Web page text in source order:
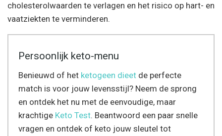
cholesterolwaarden te verlagen en het risico op hart- en
vaatziekten te verminderen.
Persoonlijk keto-menu
Benieuwd of het ketogeen dieet de perfecte
match is voor jouw levensstijl? Neem de sprong
en ontdek het nu met de eenvoudige, maar
krachtige Keto Test. Beantwoord een paar snelle
vragen en ontdek of keto jouw sleutel tot